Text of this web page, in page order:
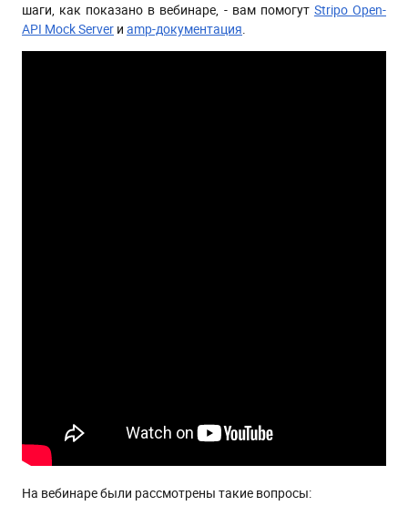
шаги, как показано в вебинаре, - вам помогут Stripo Open-
API Mock Server и amp-документация.
На вебинаре были рассмотрены такие вопросы: